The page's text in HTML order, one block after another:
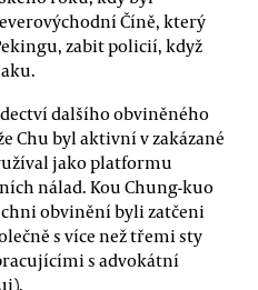
Číně, který
zabit policií, když
dalšího obviněného
Chu byl aktivní v zakázané
jako platformu
nálad. Kou Chung-kuo
obvinění byli zatčeni
s více než třemi sty
s advokátní